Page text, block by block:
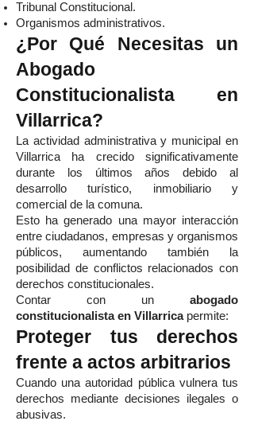
Tribunal Constitucional.
Organismos administrativos.
¿Por Qué Necesitas un
Abogado
Constitucionalista en
Villarrica?
La actividad administrativa y municipal en
Villarrica ha crecido significativamente
durante los últimos años debido al
desarrollo turístico, inmobiliario y
comercial de la comuna.
Esto ha generado una mayor interacción
entre ciudadanos, empresas y organismos
públicos, aumentando también la
posibilidad de conflictos relacionados con
derechos constitucionales.
Contar con un abogado
constitucionalista en Villarricapermite:
Proteger tus derechos
frente a actos arbitrarios
Cuando una autoridad pública vulnera tus
derechos mediante decisiones ilegales o
abusivas.